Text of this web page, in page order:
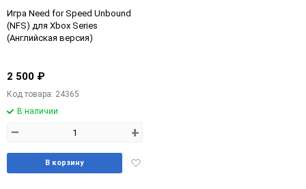
Игра Need for Speed Unbound
(NFS) для Xbox Series
(Английская версия)
2 500 ₽
Код товара: 24365
В наличии
– +
Добавить
В корзину